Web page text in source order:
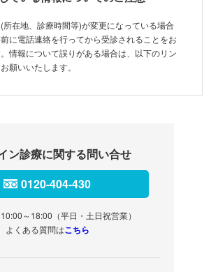
所在地、診療時間等)が変更になっている場合
に電話連絡を行ってから受診されることをお
情報について誤りがある場合は、以下のリン
願いいたします。
ン診療に関する問い合せ
0120-404-430
～18:00（平日・土日祝営業）
よくある質問はこちら